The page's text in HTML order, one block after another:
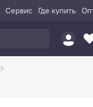
Сервис Где купить